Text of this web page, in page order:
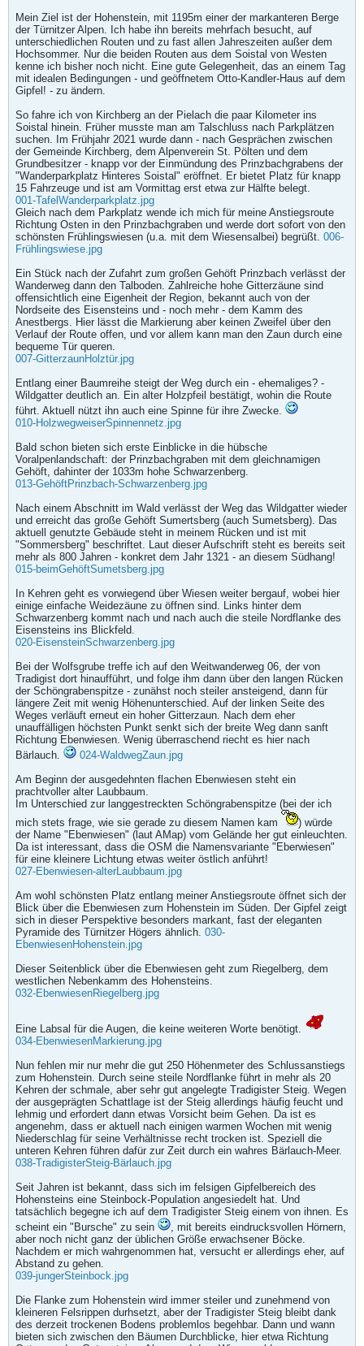
Mein Ziel ist der Hohenstein, mit 1195m einer der markanteren Berge
der Türnitzer Alpen. Ich habe ihn bereits mehrfach besucht, auf
unterschiedlichen Routen und zu fast allen Jahreszeiten außer dem
Hochsommer. Nur die beiden Routen aus dem Soistal von Westen
kenne ich bisher noch nicht. Eine gute Gelegenheit, das an einem Tag
mit idealen Bedingungen - und geöffnetem Otto-Kandler-Haus auf dem
Gipfel! - zu ändern.
So fahre ich von Kirchberg an der Pielach die paar Kilometer ins
Soistal hinein. Früher musste man am Talschluss nach Parkplätzen
suchen. Im Frühjahr 2021 wurde dann - nach Gesprächen zwischen
der Gemeinde Kirchberg, dem Alpenverein St. Pölten und dem
Grundbesitzer - knapp vor der Einmündung des Prinzbachgrabens der
"Wanderparkplatz Hinteres Soistal" eröffnet. Er bietet Platz für knapp
15 Fahrzeuge und ist am Vormittag erst etwa zur Hälfte belegt.
001-TafelWanderparkplatz.jpg
Gleich nach dem Parkplatz wende ich mich für meine Anstiegsroute
Richtung Osten in den Prinzbachgraben und werde dort sofort von den
schönsten Frühlingswiesen (u.a. mit dem Wiesensalbei) begrüßt. 006-
Frühlingswiese.jpg
Ein Stück nach der Zufahrt zum großen Gehöft Prinzbach verlässt der
Wanderweg dann den Talboden. Zahlreiche hohe Gitterzäune sind
offensichtlich eine Eigenheit der Region, bekannt auch von der
Nordseite des Eisensteins und - noch mehr - dem Kamm des
Anestbergs. Hier lässt die Markierung aber keinen Zweifel über den
Verlauf der Route offen, und vor allem kann man den Zaun durch eine
bequeme Tür queren.
007-GitterzaunHolztür.jpg
Entlang einer Baumreihe steigt der Weg durch ein - ehemaliges? -
Wildgatter deutlich an. Ein alter Holzpfeil bestätigt, wohin die Route
führt. Aktuell nützt ihn auch eine Spinne für ihre Zwecke.
010-HolzwegweiserSpinnennetz.jpg
Bald schon bieten sich erste Einblicke in die hübsche
Voralpenlandschaft: der Prinzbachgraben mit dem gleichnamigen
Gehöft, dahinter der 1033m hohe Schwarzenberg.
013-GehöftPrinzbach-Schwarzenberg.jpg
Nach einem Abschnitt im Wald verlässt der Weg das Wildgatter wieder
und erreicht das große Gehöft Sumertsberg (auch Sumetsberg). Das
aktuell genutzte Gebäude steht in meinem Rücken und ist mit
"Sommersberg" beschriftet. Laut dieser Aufschrift steht es bereits seit
mehr als 800 Jahren - konkret dem Jahr 1321 - an diesem Südhang!
015-beimGehöftSumetsberg.jpg
In Kehren geht es vorwiegend über Wiesen weiter bergauf, wobei hier
einige einfache Weidezäune zu öffnen sind. Links hinter dem
Schwarzenberg kommt nach und nach auch die steile Nordflanke des
Eisensteins ins Blickfeld.
020-EisensteinSchwarzenberg.jpg
Bei der Wolfsgrube treffe ich auf den Weitwanderweg 06, der von
Tradigist dort hinaufführt, und folge ihm dann über den langen Rücken
der Schöngrabenspitze - zunähst noch steiler ansteigend, dann für
längere Zeit mit wenig Höhenunterschied. Auf der linken Seite des
Weges verläuft erneut ein hoher Gitterzaun. Nach dem eher
unauffälligen höchsten Punkt senkt sich der breite Weg dann sanft
Richtung Ebenwiesen. Wenig überraschend riecht es hier nach
Bärlauch.
024-WaldwegZaun.jpg
Am Beginn der ausgedehnten flachen Ebenwiesen steht ein
prachtvoller alter Laubbaum.
Im Unterschied zur langgestreckten Schöngrabenspitze (bei der ich
mich stets frage, wie sie gerade zu diesem Namen kam
) würde
der Name "Ebenwiesen" (laut AMap) vom Gelände her gut einleuchten.
Da ist interessant, dass die OSM die Namensvariante "Eberwiesen"
für eine kleinere Lichtung etwas weiter östlich anführt!
027-Ebenwiesen-alterLaubbaum.jpg
Am wohl schönsten Platz entlang meiner Anstiegsroute öffnet sich der
Blick über die Ebenwiesen zum Hohenstein im Süden. Der Gipfel zeigt
sich in dieser Perspektive besonders markant, fast der eleganten
Pyramide des Türnitzer Högers ähnlich. 030-
EbenwiesenHohenstein.jpg
Dieser Seitenblick über die Ebenwiesen geht zum Riegelberg, dem
westlichen Nebenkamm des Hohensteins.
032-EbenwiesenRiegelberg.jpg
Eine Labsal für die Augen, die keine weiteren Worte benötigt.
034-EbenwiesenMarkierung.jpg
Nun fehlen mir nur mehr die gut 250 Höhenmeter des Schlussanstiegs
zum Hohenstein. Durch seine steile Nordflanke führt in mehr als 20
Kehren der schmale, aber sehr gut angelegte Tradigister Steig. Wegen
der ausgeprägten Schattlage ist der Steig allerdings häufig feucht und
lehmig und erfordert dann etwas Vorsicht beim Gehen. Da ist es
angenehm, dass er aktuell nach einigen warmen Wochen mit wenig
Niederschlag für seine Verhältnisse recht trocken ist. Speziell die
unteren Kehren führen dafür zur Zeit durch ein wahres Bärlauch-Meer.
038-TradigisterSteig-Bärlauch.jpg
Seit Jahren ist bekannt, dass sich im felsigen Gipfelbereich des
Hohensteins eine Steinbock-Population angesiedelt hat. Und
tatsächlich begegne ich auf dem Tradigister Steig einem von ihnen. Es
scheint ein "Bursche" zu sein
, mit bereits eindrucksvollen Hörnern,
aber noch nicht ganz der üblichen Größe erwachsener Böcke.
Nachdem er mich wahrgenommen hat, versucht er allerdings eher, auf
Abstand zu gehen.
039-jungerSteinbock.jpg
Die Flanke zum Hohenstein wird immer steiler und zunehmend von
kleineren Felsrippen durhsetzt, aber der Tradigister Steig bleibt dank
des derzeit trockenen Bodens problemlos begehbar. Dann und wann
bieten sich zwischen den Bäumen Durchblicke, hier etwa Richtung